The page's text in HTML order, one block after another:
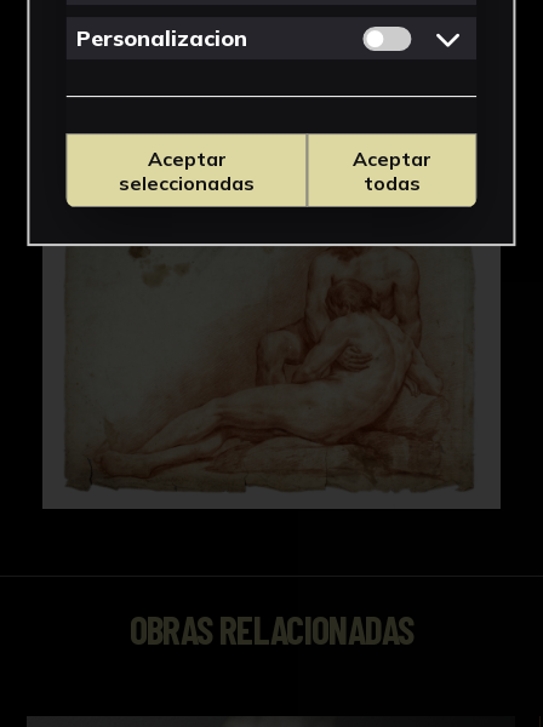
OBRAS RELACIONADAS
Personalizacion Permitir cookies
Aceptar
seleccionadas
Aceptar
todas